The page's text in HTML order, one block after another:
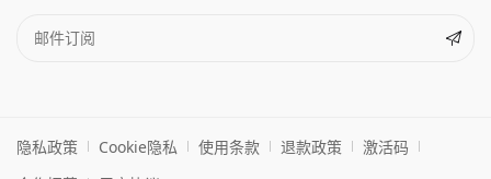
隐私政策 Cookie隐私 使用条款 退款政策
激活码